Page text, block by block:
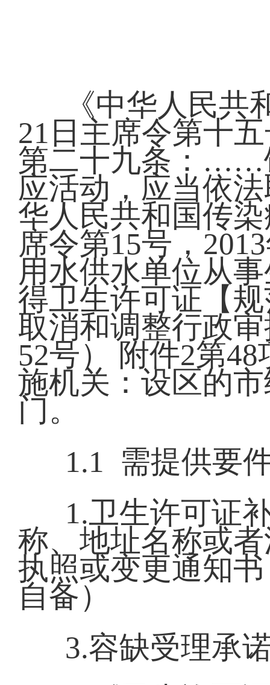
《中华人民
21日主席令第十
第二十九条：……
应活动，应当依
华人民共和国传
席令第15号，
用水供水单位从
得卫生许可证【
取消和调整行政
52号） 附件2第
施机关：设区的
门。
1.1 需提供要
1.卫生许
称、地址名称或
执照或变更通知
自备）
3.容缺受理承